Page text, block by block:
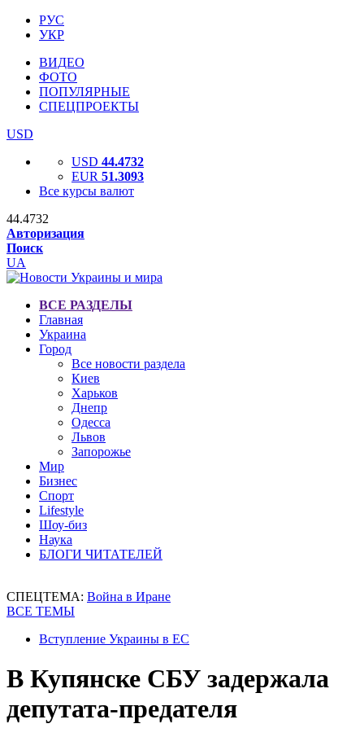
РУС
УКР
ВИДЕО
ФОТО
ПОПУЛЯРНЫЕ
СПЕЦПРОЕКТЫ
USD
USD 44.4732
EUR 51.3093
Все курсы валют
44.4732
Авторизация
Поиск
UA
ВСЕ РАЗДЕЛЫ
Главная
Украина
Город
Все новости раздела
Киев
Харьков
Днепр
Одесса
Львов
Запорожье
Мир
Бизнес
Спорт
Lifestyle
Шоу-биз
Наука
БЛОГИ ЧИТАТЕЛЕЙ
СПЕЦТЕМА: Война в Иране
ВСЕ ТЕМЫ
Вступление Украины в ЕС
В Купянске СБУ задержала
депутата-предателя